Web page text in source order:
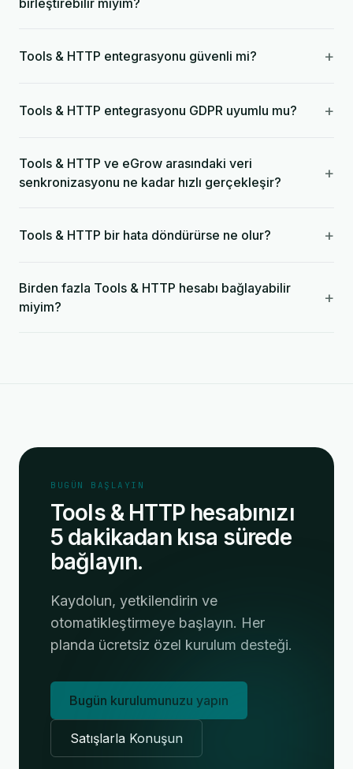
birleştirebilir miyim?
Tools & HTTP entegrasyonu güvenli mi? +
Tools & HTTP entegrasyonu GDPR uyumlu mu? +
Tools & HTTP ve eGrow arasındaki veri
senkronizasyonu ne kadar hızlı gerçekleşir?
+
Tools & HTTP bir hata döndürürse ne olur? +
Birden fazla Tools & HTTP hesabı bağlayabilir
miyim?
+
BUGÜN BAŞLAYIN
Tools & HTTP hesabınızı
5 dakikadan kısa sürede
bağlayın.
Kaydolun, yetkilendirin ve
otomatikleştirmeye başlayın. Her
planda ücretsiz özel kurulum desteği.
Bugün kurulumunuzu yapın
Satışlarla Konuşun